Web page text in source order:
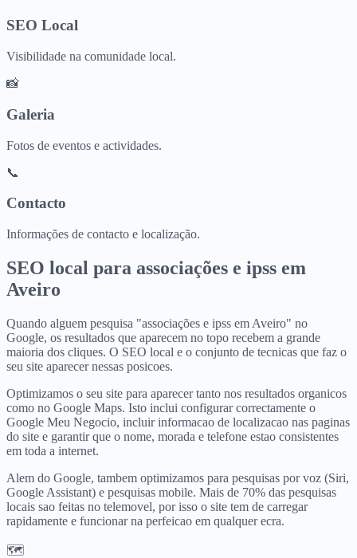
SEO Local
Visibilidade na comunidade local.
📸
Galeria
Fotos de eventos e actividades.
📞
Contacto
Informações de contacto e localização.
SEO local para associações e ipss em
Aveiro
Quando alguem pesquisa "associações e ipss em Aveiro" no
Google, os resultados que aparecem no topo recebem a grande
maioria dos cliques. O SEO local e o conjunto de tecnicas que faz o
seu site aparecer nessas posicoes.
Optimizamos o seu site para aparecer tanto nos resultados organicos
como no Google Maps. Isto inclui configurar correctamente o
Google Meu Negocio, incluir informacao de localizacao nas paginas
do site e garantir que o nome, morada e telefone estao consistentes
em toda a internet.
Alem do Google, tambem optimizamos para pesquisas por voz (Siri,
Google Assistant) e pesquisas mobile. Mais de 70% das pesquisas
locais sao feitas no telemovel, por isso o site tem de carregar
rapidamente e funcionar na perfeicao em qualquer ecra.
🗺️